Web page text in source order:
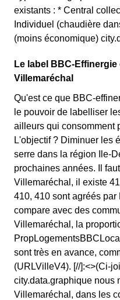
existants : * Central
Individuel (chaudière
(moins économique)
Le label BBC-
Villemaréchal
Qu'est ce que BBC-
le pouvoir de labelliser
ailleurs qui consomment
L'objectif ? Diminuer les
serre dans la région Ile-
prochaines années. Il
Villemaréchal, il existe
410, 410 sont agréés
compare avec des
Villemaréchal, la
sont très en avance,
(URLVilleV4). [//]:<>(Ci-
city.data.graphique nous
Villemaréchal, dans les